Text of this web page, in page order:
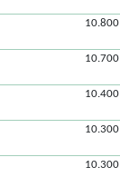
10.800
10.700
10.400
10.300
10.300